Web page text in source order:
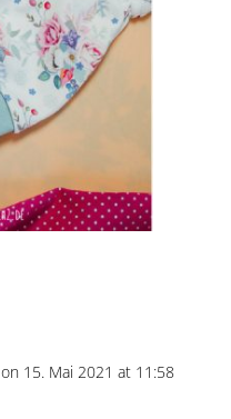
on 15. Mai 2021 at 11:58